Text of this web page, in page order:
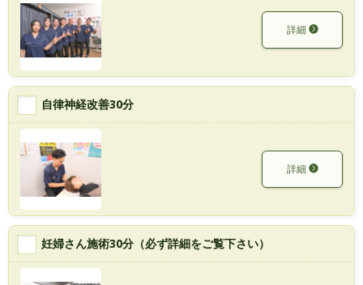
詳細
自律神経改善30分
詳細
妊婦さん施術30分（必ず詳細をご覧下さい）